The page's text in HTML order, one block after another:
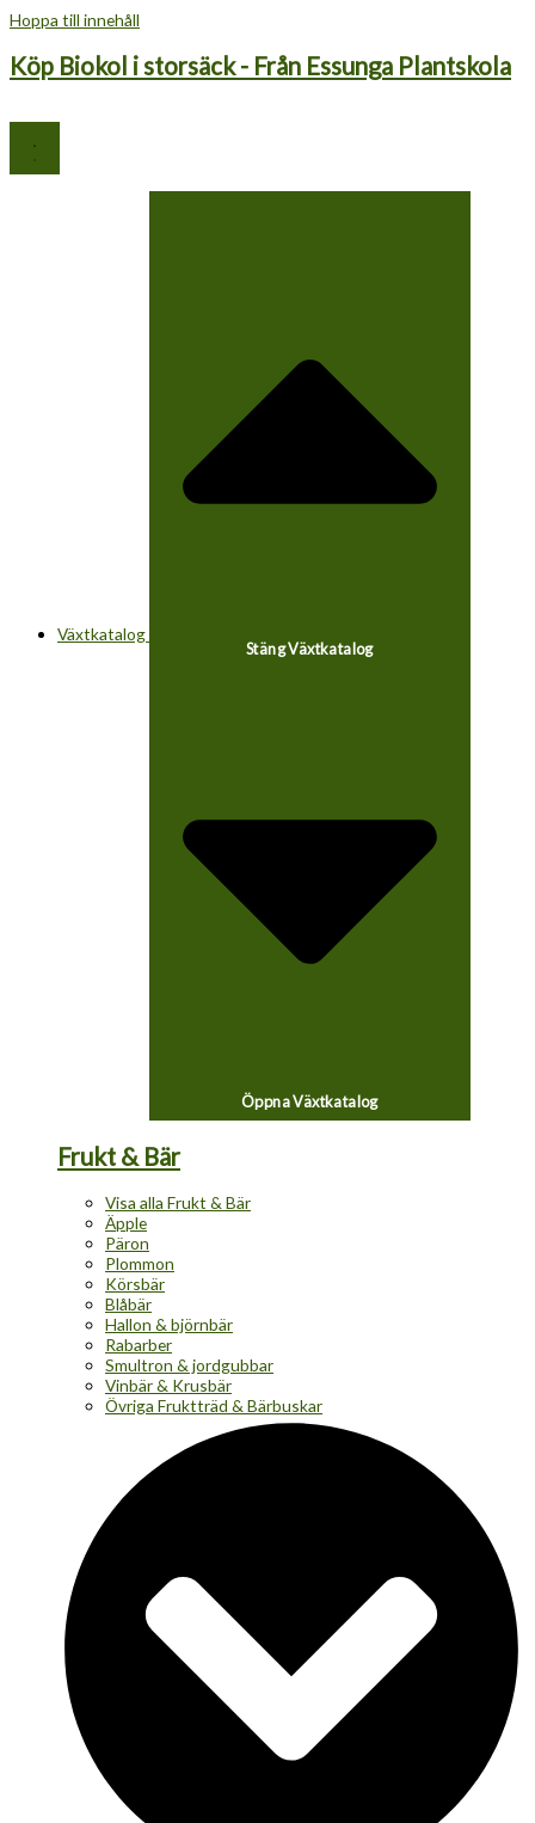
Hoppa till innehåll
Köp Biokol i storsäck - Från Essunga Plantskola
Växtkatalog
Stäng Växtkatalog
Öppna Växtkatalog
Frukt & Bär
Visa alla Frukt & Bär
Äpple
Päron
Plommon
Körsbär
Blåbär
Hallon & björnbär
Rabarber
Smultron & jordgubbar
Vinbär & Krusbär
Övriga Fruktträd & Bärbuskar